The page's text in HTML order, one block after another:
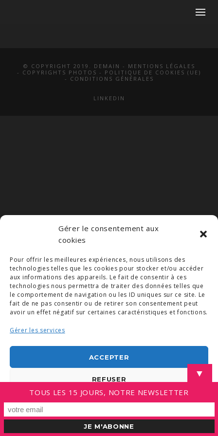
Gérer le consentement aux
cookies
Pour offrir les meilleures expériences, nous utilisons des
technologies telles que les cookies pour stocker et/ou accéder
aux informations des appareils. Le fait de consentir à ces
technologies nous permettra de traiter des données telles que
le comportement de navigation ou les ID uniques sur ce site. Le
fait de ne pas consentir ou de retirer son consentement peut
avoir un effet négatif sur certaines caractéristiques et fonctions.
Gérer les services
ACCEPTER
REFUSER
VOIR LES PRÉFÉRENCES
Politique de cookies
© COPYRIGHT 2019. DEMAIN - MENTIONS LÉGALES
- COPYRIGHTS PHOTOS - POLITIQUE DE COOKIES (UE)
- CONDITIONS GÉNÉRALES
LINKEDIN
▼
TOUS LES 15 JOURS, NOTRE NEWSLETTER